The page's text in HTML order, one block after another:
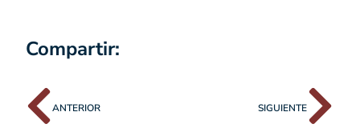
Compartir:
ANTERIOR SIGUIENTE